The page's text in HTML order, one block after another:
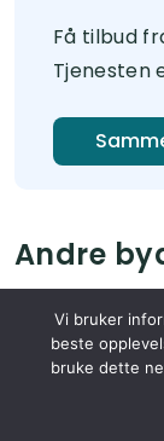
Få tilbud
Tjenesten
Andre
Vi bruker
beste
bruke dette